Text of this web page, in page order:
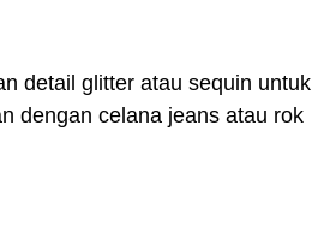
detail glitter atau sequin untuk
dengan celana jeans atau rok